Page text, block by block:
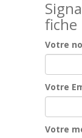
fiche
Votre
Votre
Votre